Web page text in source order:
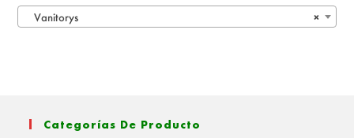
×
Vanitorys
Categorías De Producto